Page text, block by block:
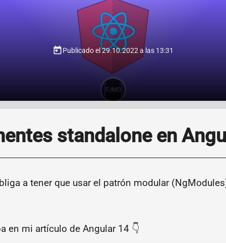
todayPublicado el 29.10.2022 a las 13:31
standalone en
a tener que usar el patrón modular
en mi artículo de Angular 14 👇